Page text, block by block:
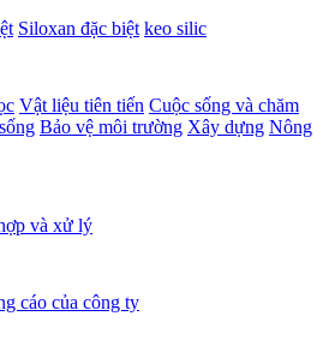
Siloxan đặc biệt keo silic
Vật liệu tiên tiến Cuộc sống và chăm
Bảo vệ môi trường Xây dựng Nông
và xử lý
cáo của công ty